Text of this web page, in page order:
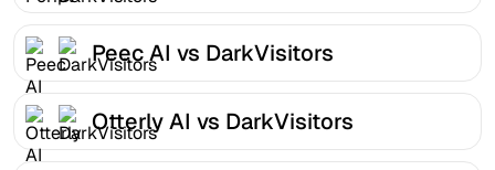
Peec AI vs DarkVisitors
Otterly AI vs DarkVisitors